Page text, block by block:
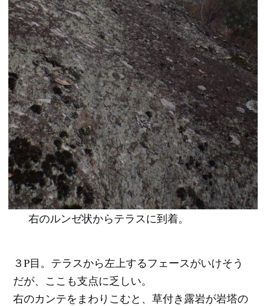
右のルンゼ状からテラスに到着。
３P目。テラスから左上するフェースがいけそう
だが、ここも支点に乏しい。
右のカンテをまわりこむと、草付き露岩が岩塔の